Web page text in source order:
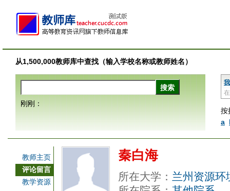
从1,500,000教师库中查找（输入学校名称或教师姓名）
按
a
刚刚：
教师主页
评论留言
教学资源
秦白海
所在大学： 兰州资源环